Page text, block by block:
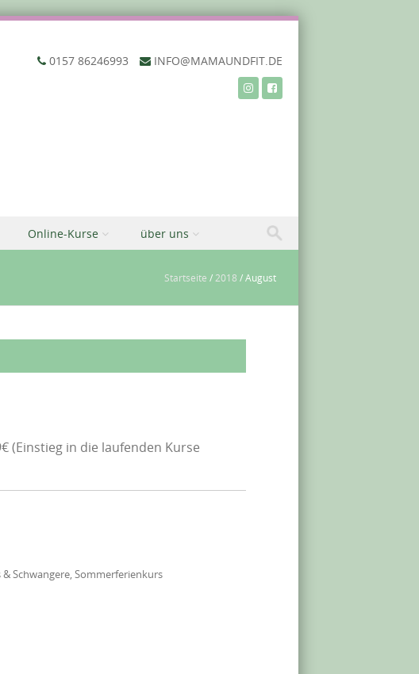
‭0157 86246993‬ INFO@MAMAUNDFIT.DE
Online-Kurse über uns
Startseite / 2018 /August
(Einstieg in die laufenden Kurse
Schwangere, Sommerferienkurs